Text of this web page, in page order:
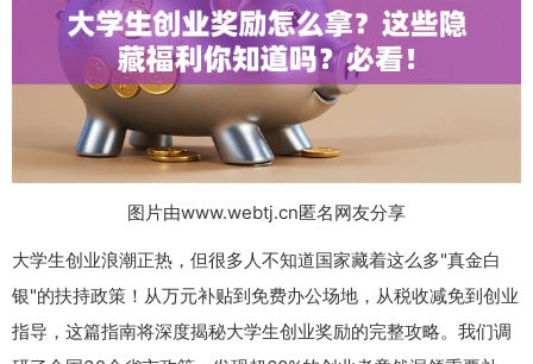
图片由www.webtj.cn匿名网友分享
大学生创业浪潮正热，但很多人不知道国家藏着这么多"真金白
银"的扶持政策！从万元补贴到免费办公场地，从税收减免到创业
指导，这篇指南将深度揭秘大学生创业奖励的完整攻略。我们调